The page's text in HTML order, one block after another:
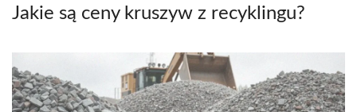
Jakie są ceny kruszyw z recyklingu?